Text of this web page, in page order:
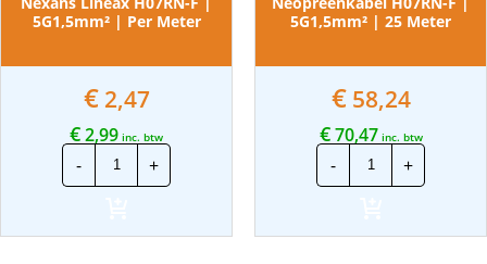
5G1,5mm² | Per Meter
€2,47
€2,99 inc. btw
-
Nexans
Lineax
H07RN-
5G1,5mm²
+
5G1,5mm² | 25 Meter
€58,24
€70,47 inc. btw
- H07RN-
F
|
+